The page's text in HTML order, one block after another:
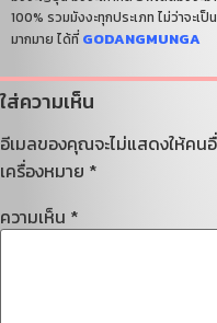
100% รวมมังงะทุกประเภท ไม่ว่าจะ
มากมาย ได้ที่ GODANGMUNGA
ใส่ความเห็น
อีเมลของคุณจะไม่แสดงให้คน
เครื่องหมาย *
ความเห็น *